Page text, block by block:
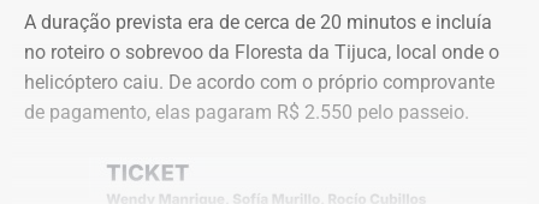
procedimento licitatório anterior: a Concorrência SRP nº
036/2022.
Ainda que se trate de licitações distintas, a manutenção
Geo Ambiental Empreendimentos LTDA ocorrem
exatamente no momento em que a conduta da Secretaria
O formato do debate consiste em três blocos de
perguntas e respostas, confrontos diretos entre os
participantes e espaço para considerações finais.
A ordem das perguntas será definida por sorteio, e o
A duração prevista era de cerca de 20 minutos e incluía
no roteiro o sobrevoo da Floresta da Tijuca, local onde o
helicóptero caiu. De acordo com o próprio comprovante
de pagamento, elas pagaram R$ 2.550 pelo passeio.